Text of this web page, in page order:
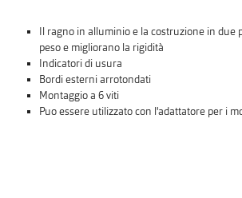
Il ragno in alluminio e la costruzione in due
peso e migliorano la rigidità
Indicatori di usura
Bordi esterni arrotondati
Montaggio a 6 viti
Puo essere utilizzato con l'adattatore per i